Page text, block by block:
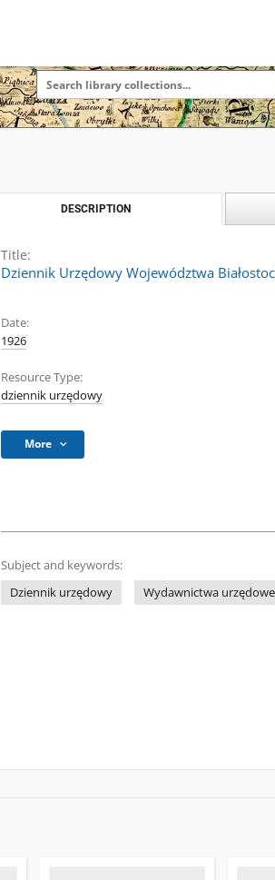
DESCRIPTION
Title:
Dziennik Urzędowy Województwa
Date:
1926
Resource Type:
dziennik urzędowy
More
Subject and keywords:
Dziennik urzędowy
Wydawnictwa